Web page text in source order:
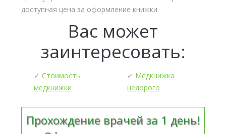
доступная цена за оформление книжки.
Вас может
заинтересовать:
✓ Стоимость
медкнижки
✓ Медкнижка
недорого
Прохождение врачей за 1 день!